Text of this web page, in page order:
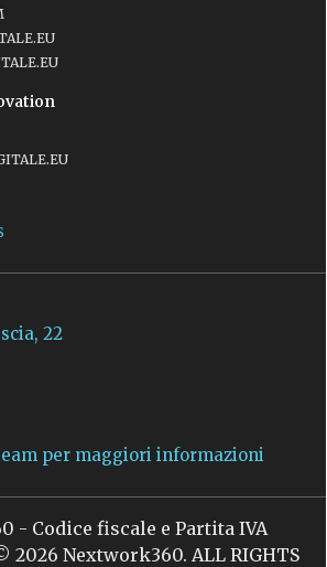
22
per maggiori informazioni
- Codice fiscale e Partita IVA
2026 Nextwork360. ALL RIGHTS